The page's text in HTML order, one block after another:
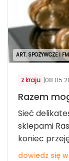
ART. SPOŻYWCZE I
z kraju |
Razem
Sieć
sklepami
koniec
dowiedz się